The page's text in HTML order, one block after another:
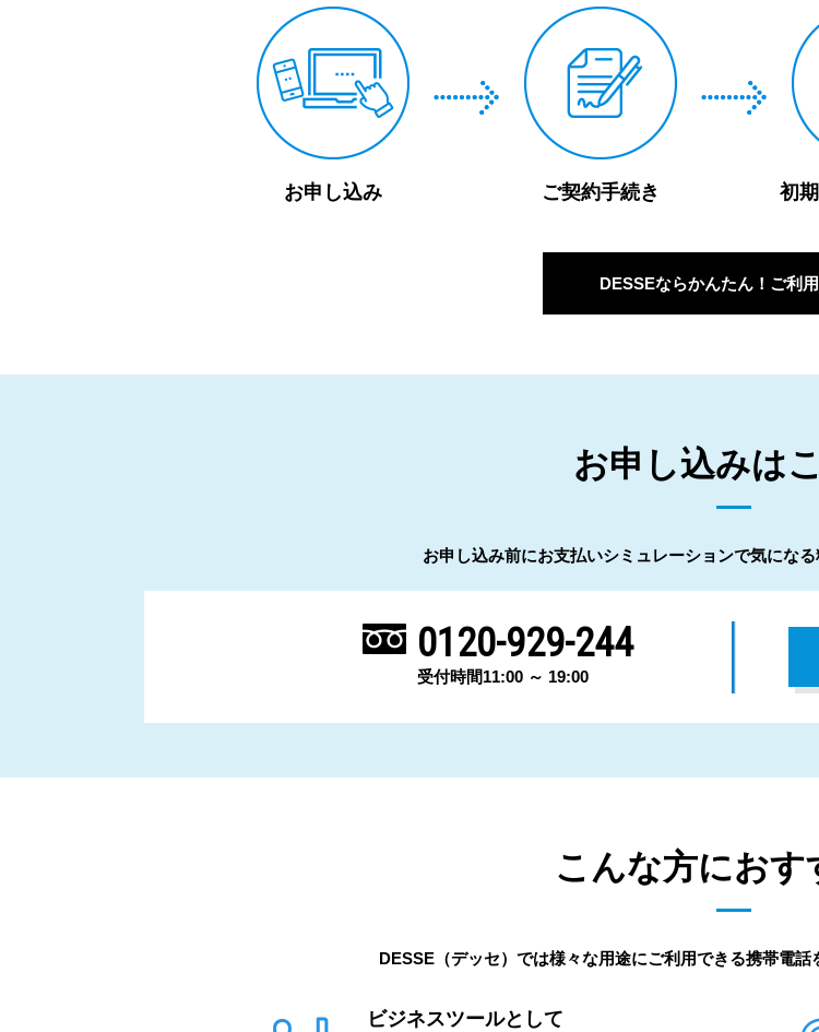
お申し込み ご契約手続き 初
DESSEならかんたん！ご利
お申し込みは
お申し込み前にお支払いシミュレーションで気にな
0120-929-244
受付時間11:00 ～ 19:00
こんな方におす
DESSE（デッセ）では様々な用途にご利用できる携帯電話
ビジネスツールとして